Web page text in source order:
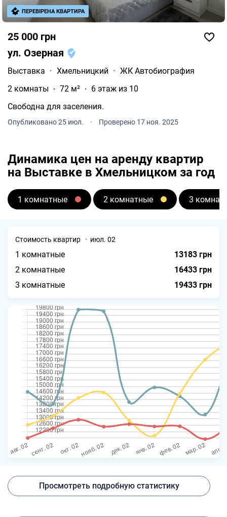
25 000 грн
ул. Озерная
Выставка · Хмельницкий · ЖК Автобиография
2 комнаты
72 м²
6 этаж из 10
Свободна для заселения.
Опубликовано 25 июл. · Проверено 17 ноя. 2025
ПЕРЕВІРЕНА КВАРТИРА
Динамика цен на аренду квартир
на Выставке в Хмельницком за год
1 комнатные 2 комнатные 3
Стоимость квартир · июл. 02
1 комнатные
13183 грн
2 комнатные
16433 грн
3 комнатные
19433 грн
Просмотреть подробную статистику